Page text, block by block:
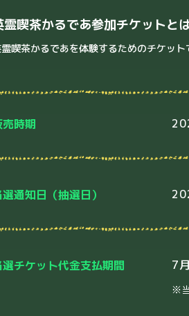
霊喫茶かるであ参加チケットと
喫茶かるであを体験するためのチケッ
売時期
選通知日（抽選日）
選チケット代金支払期間 7
※